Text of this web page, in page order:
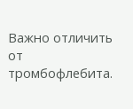
Важно отличить
от
тромбофлебита.